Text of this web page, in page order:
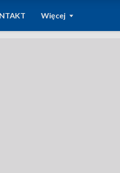
Więcej